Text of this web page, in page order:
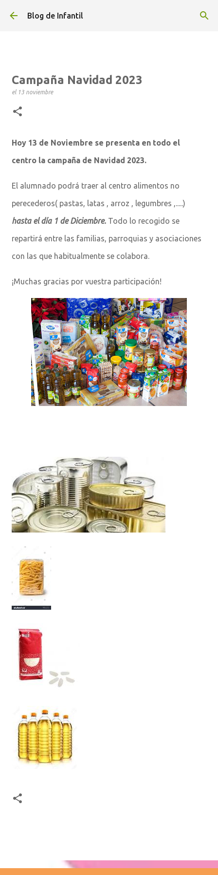
Ir al contenido principal
Blog de Infantil
Campaña Navidad 2023
el 13 noviembre
Hoy 13 de Noviembre se presenta en todo el
centro la campaña de Navidad 2023.
El alumnado podrá traer al centro alimentos no
perecederos( pastas, latas , arroz , legumbres ,.....)
hasta el día 1 de Diciembre. Todo lo recogido se
repartirá entre las familias, parroquias y asociaciones
con las que habitualmente se colabora.
¡Muchas gracias por vuestra participación!